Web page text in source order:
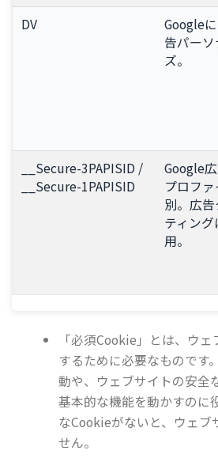
DV
Google
告パー
ズ。
__Secure-3PAPISID /
__Secure-1PAPISID
Google
プロフ
別。広
ティング
用。
「必須Cookie」とは、ウ
するために必要なものです
動や、ウェブサイトの安全
基本的な機能を動かすのに
なCookieがないと、ウェブ
せん。